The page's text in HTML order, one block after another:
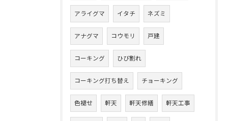
アライグマ イタチ ネズミ
アナグマ コウモリ 戸建
コーキング ひび割れ
コーキング打ち替え チョーキング
色褪せ 軒天 軒天修繕 軒天工事